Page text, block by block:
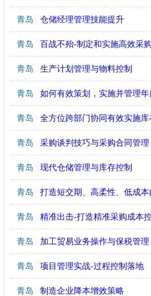
青岛 仓储经理管理技能提升
青岛 百战不殆-制定和实施高效采
青岛 生产计划管理与物料控制
青岛 如何有效策划，实施并管理
青岛 全方位跨部门协同有效实施
青岛 采购谈判技巧与采购合同管理
青岛 现代仓储管理与库存控制
青岛 打造短交期、高柔性、低成
青岛 精准出击-打造精准采购成本
青岛 加工贸易业务操作与保税管理
青岛 项目管理实战-过程控制落地
青岛 制造企业降本增效策略